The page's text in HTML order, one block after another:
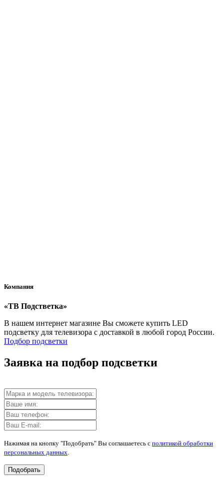
Компания
«ТВ Подстветка»
В нашем интернет магазине Вы сможете купить LED
подсветку для телевизора с доставкой в любой город России.
Подбор подсветки
Заявка на подбор подсветки
Нажимая на кнопку "Подобрать" Вы соглашаетесь с политикой обработки
персональных данных
Подобрать